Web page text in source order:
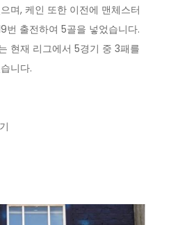
며, 케인 또한 이전에 맨체스터
번 출전하여 5골을 넣었습니다.
현재 리그에서 5경기 중 3패를
니다.